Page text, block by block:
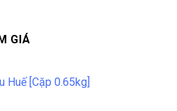
GIÁ
Huế [Cặp 0.65kg]